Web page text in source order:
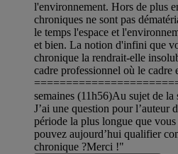
l'environnement. Hors de plus
chroniques ne sont pas
le temps l'espace et
et bien. La notion d'infini que
chronique la rendrait-elle
cadre professionnel où le
semaines (11h56)Au sujet de
J’ai une question pour l’auteur
période la plus longue que
pouvez aujourd’hui qualifier
chronique ?Merci !"